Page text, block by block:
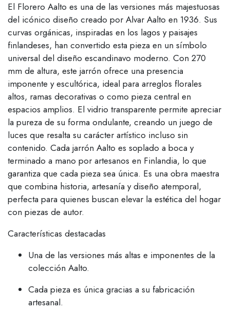
El Florero Aalto es una de las versiones más majestuosas
del icónico diseño creado por Alvar Aalto en 1936. Sus
curvas orgánicas, inspiradas en los lagos y paisajes
finlandeses, han convertido esta pieza en un símbolo
universal del diseño escandinavo moderno. Con 270
mm de altura, este jarrón ofrece una presencia
imponente y escultórica, ideal para arreglos florales
altos, ramas decorativas o como pieza central en
espacios amplios. El vidrio transparente permite apreciar
la pureza de su forma ondulante, creando un juego de
luces que resalta su carácter artístico incluso sin
contenido. Cada jarrón Aalto es soplado a boca y
terminado a mano por artesanos en Finlandia, lo que
garantiza que cada pieza sea única. Es una obra maestra
que combina historia, artesanía y diseño atemporal,
perfecta para quienes buscan elevar la estética del hogar
con piezas de autor.
Características destacadas
Una de las versiones más altas e imponentes de la
colección Aalto.
Cada pieza es única gracias a su fabricación
artesanal.